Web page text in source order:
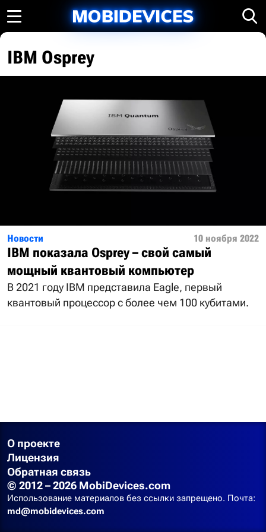
IBM Osprey
Новости 10 ноября 2022
IBM показала Osprey – свой самый
мощный квантовый компьютер
В 2021 году IBM представила Eagle, первый
квантовый процессор с более чем 100 кубитами.
О проекте
Лицензия
Обратная связь
© 2012 – 2026 MobiDevices.com
Использование материалов без ссылки запрещено. Почта:
md@mobidevices.com